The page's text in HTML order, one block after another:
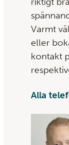
Varmt
eller
kontakt
Alla